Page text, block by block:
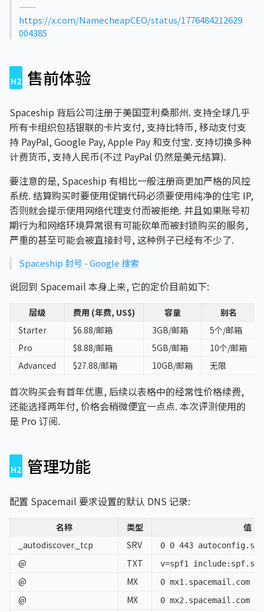
——
https://x.com/NamecheapCEO/status/1776484212629
004385
售前体验
Spaceship 背后公司注册于美国亚利桑那州. 支持全球几乎
所有卡组织包括银联的卡片支付, 支持比特币, 移动支付支
持 PayPal, Google Pay, Apple Pay 和支付宝. 支持切换多种
计费货币, 支持人民币(不过 PayPal 仍然是美元结算).
要注意的是, Spaceship 有相比一般注册商更加严格的风控
系统. 结算购买时要使用促销代码必须要使用纯净的住宅 IP,
否则就会提示使用网络代理支付而被拒绝. 并且如果账号初
期行为和网络环境异常很有可能砍单而被封锁购买的服务,
严重的甚至可能会被直接封号, 这种例子已经有不少了.
Spaceship 封号 - Google 搜索
说回到 Spacemail 本身上来, 它的定价目前如下:
层级 费用 (年费, US$) 容量
别名
Starter
$6.88/邮箱 3GB/邮箱
5个/邮箱
Pro
$8.88/邮箱 5GB/邮箱
10个/邮箱
Advanced
$27.88/邮箱 10GB/邮箱 无限
首次购买会有首年优惠, 后续以表格中的经常性价格续费,
还能选择两年付, 价格会稍微便宜一点点. 本次评测使用的
是 Pro 订阅.
管理功能
配置 Spacemail 要求设置的默认 DNS 记录:
名称 类型
值
_autodiscover._tcp
SRV 0 0 443
@ TXT v=spf1
@ MX 0 mx1.spacemail.com
@ MX 0 mx2.spacemail.com